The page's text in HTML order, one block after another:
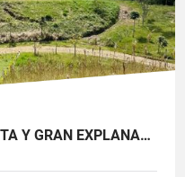
LOTE DOBLE CON VISTA Y GRAN EXPLANACIÓN EN VILLA LAURA, SAN ROQUE